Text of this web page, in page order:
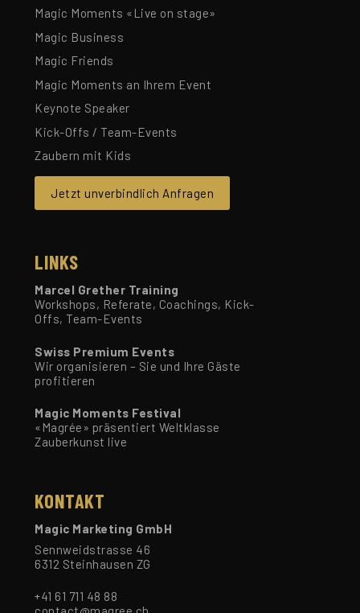
Magic Moments «Live on stage»
Magic Business
Magic Friends
Magic Moments an Ihrem Event
Keynote Speaker
Kick-Offs / Team-Events
Zaubern mit Kids
Jetzt unverbindlich Anfragen
LINKS
Marcel Grether Training
Workshops, Referate, Coachings, Kick-
Offs, Team-Events
Swiss Premium Events
Wir organisieren – Sie und Ihre Gäste
profitieren
Magic Moments Festival
«Magrée» präsentiert Weltklasse
Zauberkunst live
KONTAKT
Magic Marketing GmbH
Sennweidstrasse 46
6312 Steinhausen ZG
+41 61 711 48 88